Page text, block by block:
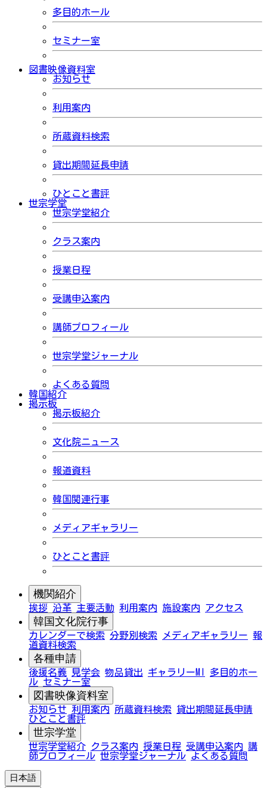
多目的ホール
セミナー室
図書映像資料室
お知らせ
利用案内
所蔵資料検索
貸出期間延長申請
ひとこと書評
世宗学堂
世宗学堂紹介
クラス案内
授業日程
受講申込案内
講師プロフィール
世宗学堂ジャーナル
よくある質問
韓国紹介
掲示板
掲示板紹介
文化院ニュース
報道資料
韓国関連行事
メディアギャラリー
ひとこと書評
機関紹介
挨拶 沿革 主要活動 利用案内 施設案内 アクセス
韓国文化院行事
カレンダーで検索 分野別検索 メディアギャラリー 報
道資料検索
各種申請
後援名義 見学会 物品貸出 ギャラリーMI
多目的ホー
ル セミナー室
図書映像資料室
お知らせ 利用案内 所蔵資料検索
貸出期間延長申請
ひとこと書評
世宗学堂
世宗学堂紹介 クラス案内 授業日程 受講申込案内 講
師プロフィール 世宗学堂ジャーナル よくある質問
日本語